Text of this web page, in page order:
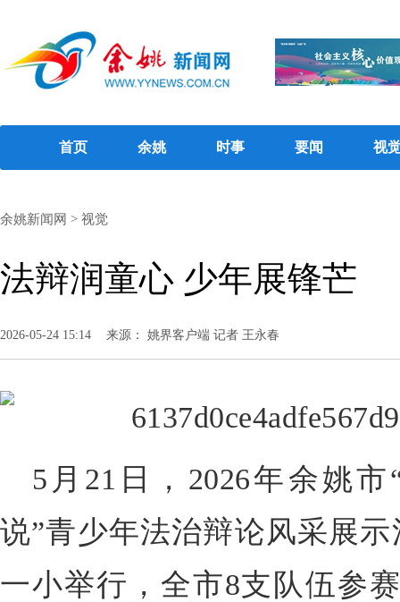
首页 余姚 时事 要闻 视
余姚新闻网 > 视觉
法辩润童心 少年展锋芒
2026-05-24 15:14 来源： 姚界客户端 记者 王永春
5月21日，2026年余姚
说”青少年法治辩论风采展
一小举行，全市8支队伍参